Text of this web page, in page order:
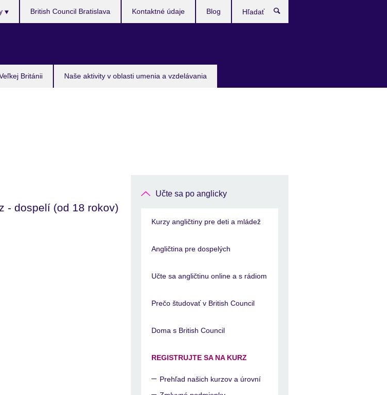
Británii Naše aktivity v oblasti umenia a vzdelávania
British Council Bratislava Kontaktné údaje Blog
- dospelí (od 18 rokov)
Učte sa po anglicky
Kurzy angličtiny pre deti a mládež
Angličtina pre dospelých
Učte sa angličtinu online a s rádiom
Prečo študovať v British Council
Doma s British Council
REGISTRUJTE SA NA KURZ
Prehľad našich kurzov a úrovní